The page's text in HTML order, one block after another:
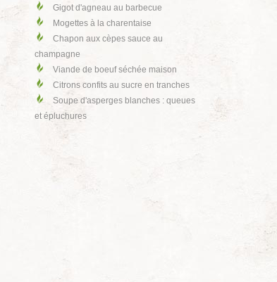
Gigot d'agneau au barbecue
Mogettes à la charentaise
Chapon aux cèpes sauce au
champagne
Viande de boeuf séchée maison
Citrons confits au sucre en tranches
Soupe d'asperges blanches : queues
et épluchures